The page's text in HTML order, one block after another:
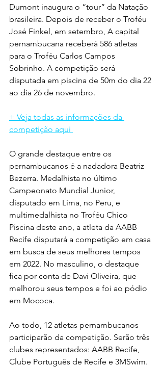
Dumont inaugura o “tour” da Natação
brasileira. Depois de receber o Troféu
José Finkel, em setembro, A capital
pernambucana receberá 586 atletas
para o Troféu Carlos Campos
Sobrinho. A competição será
disputada em piscina de 50m do dia 22
ao dia 26 de novembro.
+ Veja todas as informações da
competição aqui
O grande destaque entre os
pernambucanos é a nadadora Beatriz
Bezerra. Medalhista no último
Campeonato Mundial Junior,
disputado em Lima, no Peru, e
multimedalhista no Troféu Chico
Piscina deste ano, a atleta da AABB
Recife disputará a competição em casa
em busca de seus melhores tempos
em 2022. No masculino, o destaque
fica por conta de Davi Oliveira, que
melhorou seus tempos e foi ao pódio
em Mococa.
Ao todo, 12 atletas pernambucanos
participarão da competição. Serão três
clubes representados: AABB Recife,
Clube Português de Recife e 3MSwim.